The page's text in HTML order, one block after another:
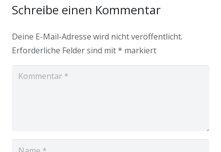
Schreibe einen Kommentar
Deine E-Mail-Adresse wird nicht veröffentlicht.
Erforderliche Felder sind mit* markiert